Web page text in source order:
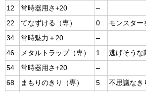
12
常時器用さ+20
–
22
てなずける（専） 0
モンスター
34
常時魅力＋20
–
46
メタルトラップ（専） 1
逃げそうな
54
常時器用さ+20
–
68
まもりのきり（専） 5
不思議なき